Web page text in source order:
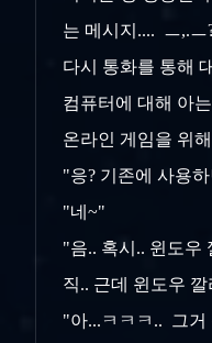
는 메시지.... ㅡ,.ㅡ
다시 통화를 통해
컴퓨터에 대해 아
온라인 게임을 위
"응? 기존에 사용
"네~"
"음.. 혹시.. 윈도
직.. 근데 윈도우
"아...ㅋㅋㅋ.. 그거